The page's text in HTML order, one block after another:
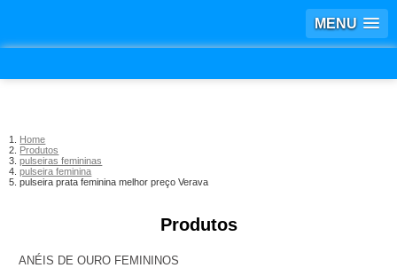
MENU
Home
Produtos
pulseiras femininas
pulseira feminina
pulseira prata feminina melhor preço Verava
Produtos
ANÉIS DE OURO FEMININOS